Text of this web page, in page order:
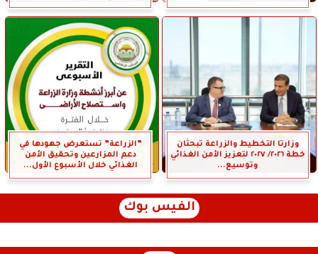
وزارتا التخطيط والزراعة تبحثان
خطة ٢٠٢٦/ ٢٠٢٧ لتعزيز الأمن الغذائي
وتوسيع...
”الزراعة” تستعرض جهودها في
دعم المزارعين وتحقيق الأمن
الغذائي خلال الأسبوع الأول...
الفيس بوك